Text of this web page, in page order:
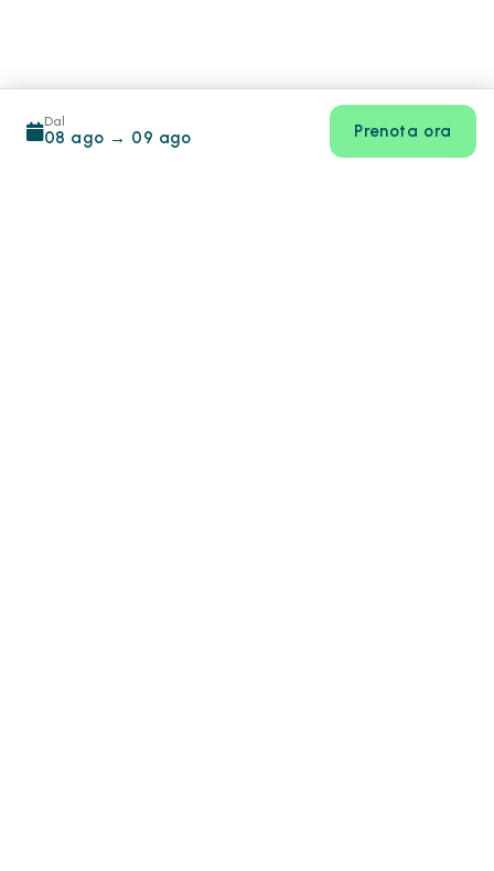
Dal
08 ago → 09 ago Prenota ora